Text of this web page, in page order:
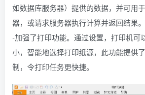
如数据库服务器）提供的数据，并可用
器，或请求服务器执行计算并返回结果。
-加强了打印功能。通过设置，打印机可
小，智能地选择打印纸源，此功能提供
制，令打印任务更快捷。